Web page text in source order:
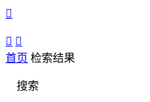

 
首页 检索结果
搜索